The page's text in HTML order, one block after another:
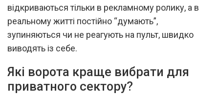
відкриваються тільки в рекламному ролику, а в
реальному житті постійно “думають”,
зупиняються чи не реагують на пульт, швидко
виводять із себе.
Які ворота краще вибрати для
приватного сектору?